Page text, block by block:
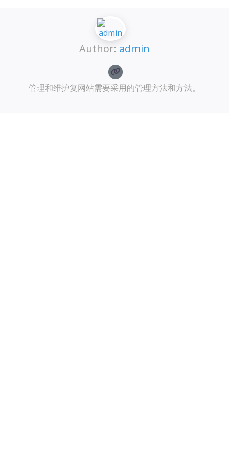
Author: admin
管理和维护复网站需要采用的管理方法和方法。